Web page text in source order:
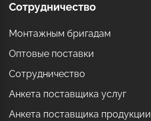
Сотрудничество
Монтажным бригадам
Оптовые поставки
Сотрудничество
Анкета поставщика услуг
Анкета поставщика продукции